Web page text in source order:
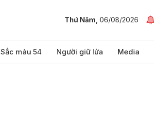
Thứ Năm, 06/08/2026
Sắc màu 54 Người giữ lửa Media